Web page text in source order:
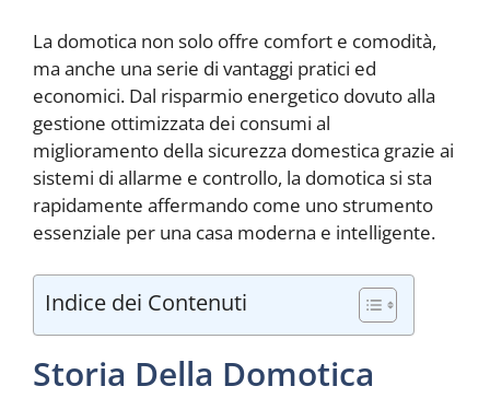
La domotica non solo offre comfort e comodità,
ma anche una serie di vantaggi pratici ed
economici. Dal risparmio energetico dovuto alla
gestione ottimizzata dei consumi al
miglioramento della sicurezza domestica grazie ai
sistemi di allarme e controllo, la domotica si sta
rapidamente affermando come uno strumento
essenziale per una casa moderna e intelligente.
Indice dei Contenuti
Storia Della Domotica